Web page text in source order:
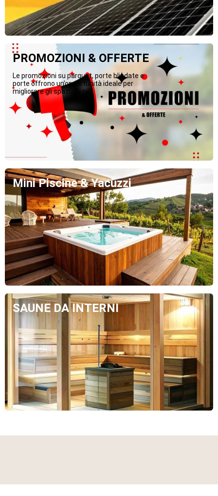
PROMOZIONI & OFFERTE
Le promozioni su parquet, porte blindate e
porte offrono un’opportunità ideale per
migliorare gli spazi...Di più
Mini Piscine & Yacuzzi
SAUNE DA INTERNI